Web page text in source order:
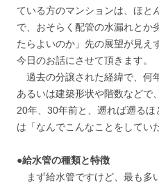
ている方のマンションは、ほと
で、おそらく配管の水漏れとか
たらよいのか」先の展望が見え
今日のお話にさせて頂きます。
過去の分譲された経緯で、何
あるいは建築形状や階数などで
20年、30年前と、遡れば遡る
は「なんでこんなことをしてい
●給水管の種類と特徴
まず給水管ですけど、最も多